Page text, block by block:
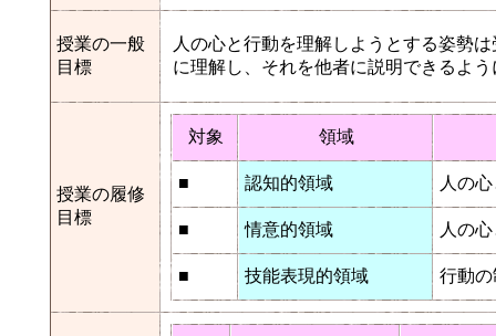
授業の一般
目標
人の心と行動を理解しようとする姿勢
に理解し、それを他者に説明できるよ
授業の履修
目標
対象 領域
■ 認知的領域 人の
■ 情意的領域 人の
■ 技能表現的領域 行動